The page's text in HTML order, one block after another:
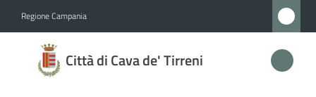
Regione Campania
Città di Cava de' Tirreni
Città
di